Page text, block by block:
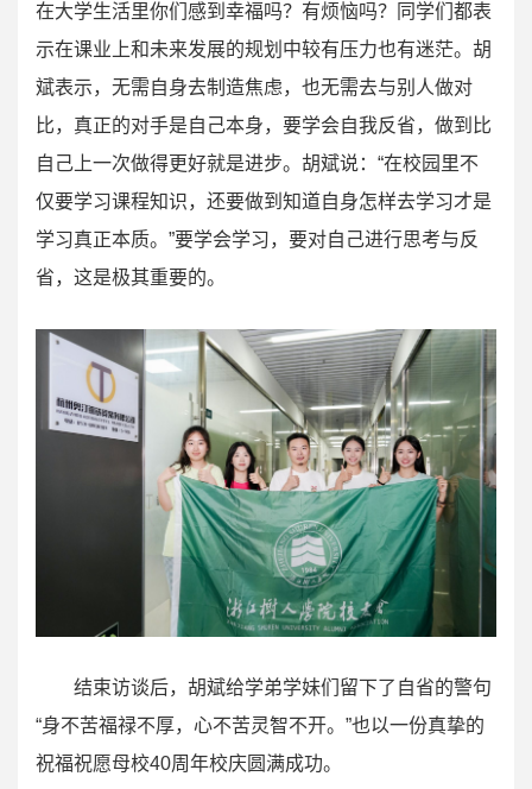
在大学生活里你们感到幸福吗？有烦恼吗？同学们都表
示在课业上和未来发展的规划中较有压力也有迷茫。胡
斌表示，无需自身去制造焦虑，也无需去与别人做对
比，真正的对手是自己本身，要学会自我反省，做到比
自己上一次做得更好就是进步。胡斌说：“在校园里不
仅要学习课程知识，还要做到知道自身怎样去学习才是
学习真正本质。”要学会学习，要对自己进行思考与反
省，这是极其重要的。
结束访谈后，胡斌给学弟学妹们留下了自省的警句
“身不苦福禄不厚，心不苦灵智不开。”也以一份真挚的
祝福祝愿母校40周年校庆圆满成功。